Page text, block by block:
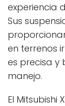
experiencia
Sus
en terrenos
es precisa y
manejo.
El